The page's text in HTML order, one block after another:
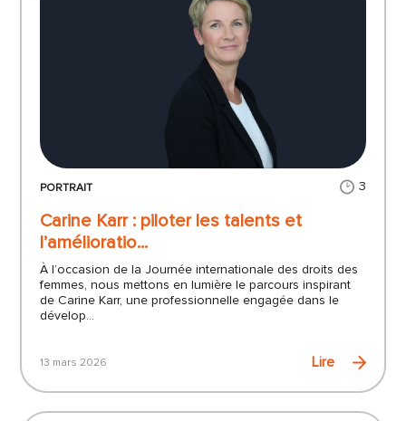
PORTRAIT 3
Carine Karr : piloter les talents et
l’amélioratio...
À l’occasion de la Journée internationale des droits des
femmes, nous mettons en lumière le parcours inspirant
de Carine Karr, une professionnelle engagée dans le
dévelop...
13 mars 2026 Lire